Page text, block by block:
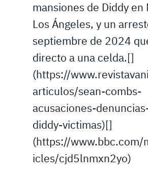
mansiones de Diddy en
Los Ángeles, y un
septiembre de 2024
directo a una celda.[]
(https://
articulos/sean-combs-
acusaciones-
diddy-victimas)[]
(https://www.bbc.com/
icles/cjd5lnmxn2yo)